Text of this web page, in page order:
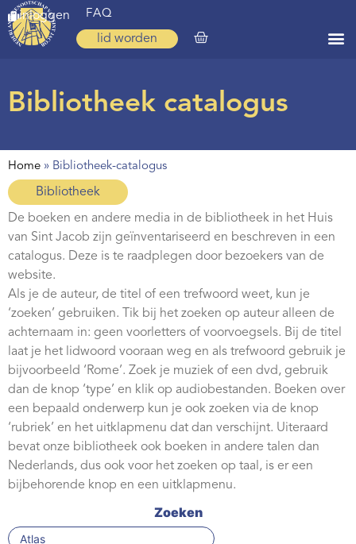
inloggen FAQ
lid worden
Zoeken
Op weg
Spirituele reis
Ervaringen
Regio’s
Nieuws
Agenda
Webshop
Contact
Bibliotheek catalogus
Home » Bibliotheek-catalogus
Bibliotheek
De boeken en andere media in de bibliotheek in het Huis
van Sint Jacob zijn geïnventariseerd en beschreven in een
catalogus. Deze is te raadplegen door bezoekers van de
website.
Als je de auteur, de titel of een trefwoord weet, kun je
‘zoeken’ gebruiken. Tik bij het zoeken op auteur alleen de
achternaam in: geen voorletters of voorvoegsels. Bij de titel
laat je het lidwoord vooraan weg en als trefwoord gebruik je
bijvoorbeeld ‘Rome’. Zoek je muziek of een dvd, gebruik
dan de knop ‘type’ en klik op audiobestanden. Boeken over
een bepaald onderwerp kun je ook zoeken via de knop
‘rubriek’ en het uitklapmenu dat dan verschijnt. Uiteraard
bevat onze bibliotheek ook boeken in andere talen dan
Nederlands, dus ook voor het zoeken op taal, is er een
bijbehorende knop en een uitklapmenu.
Zoeken